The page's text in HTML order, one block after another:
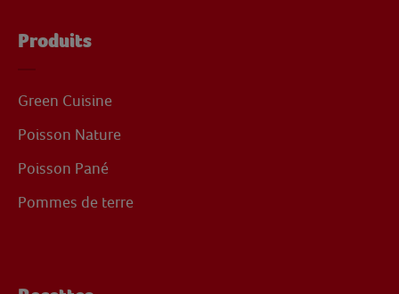
Produits
Green Cuisine
Poisson Nature
Poisson Pané
Pommes de terre